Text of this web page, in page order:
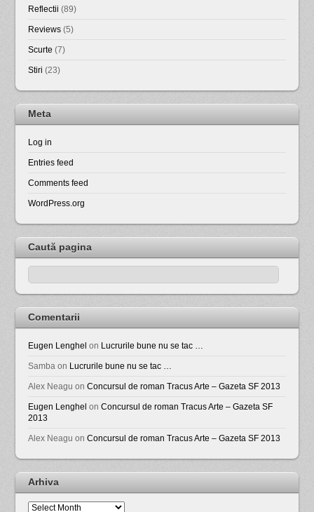
Reflectii (89)
Reviews (5)
Scurte (7)
Stiri (23)
Meta
Log in
Entries feed
Comments feed
WordPress.org
Caută pagina
Comentarii
Eugen Lenghel on Lucrurile bune nu se tac …
Samba on Lucrurile bune nu se tac …
Alex Neagu onConcursul de roman Tracus Arte – Gazeta SF 2013
Eugen Lenghel onConcursul de roman Tracus Arte – Gazeta SF
2013
Alex Neagu onConcursul de roman Tracus Arte – Gazeta SF 2013
Arhiva
Arhiva